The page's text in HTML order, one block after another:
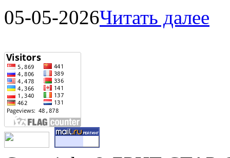
05-05-2026Читать далее